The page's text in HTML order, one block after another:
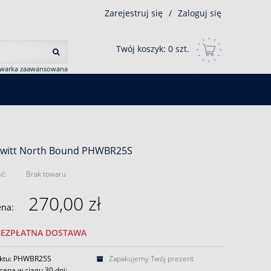
zaawansowana
Zarejestruj się / Zaloguj się
Twój koszyk: 0 szt.
North Bound PHWBR25S
Brak towaru
270,00 zł
DOSTAWA
PHWBR25S
Zapakujemy Twój prezent